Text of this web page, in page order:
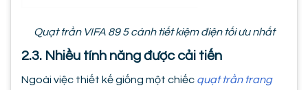
Quạt trần VIFA 89 5 cánh tiết kiệm điện tối ưu nhất
2.3. Nhiều tính năng được cải tiến
Ngoài việc thiết kế giống một chiếc quạt trần trang